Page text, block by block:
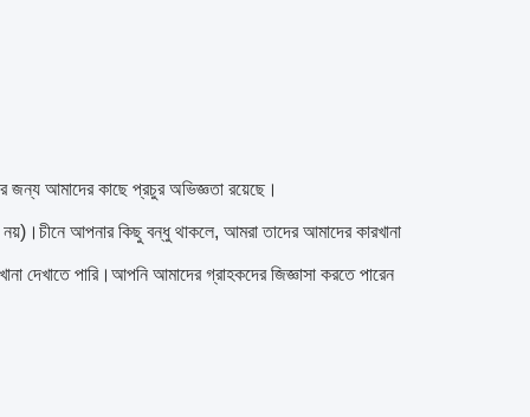
জন্য আমাদের কাছে প্রচুর অভিজ্ঞতা রয়েছে।
আপনার কিছু বন্ধু থাকলে, আমরা তাদের আমাদের কারখানা
দেখাতে পারি।আপনি আমাদের গ্রাহকদের জিজ্ঞাসা করতে পারেন